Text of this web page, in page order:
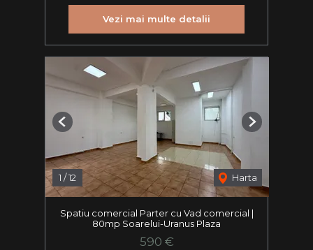
Vezi mai multe detalii
1 /12 Harta
Previous Next
Spatiu comercial Parter cu Vad comercial |
80mp Soarelui-Uranus Plaza
590 €